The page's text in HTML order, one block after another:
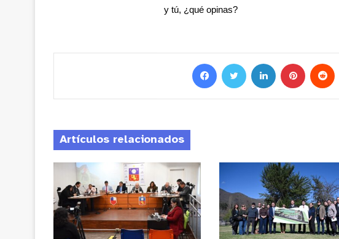
y tú, ¿qué opinas?
Artículos relacionados